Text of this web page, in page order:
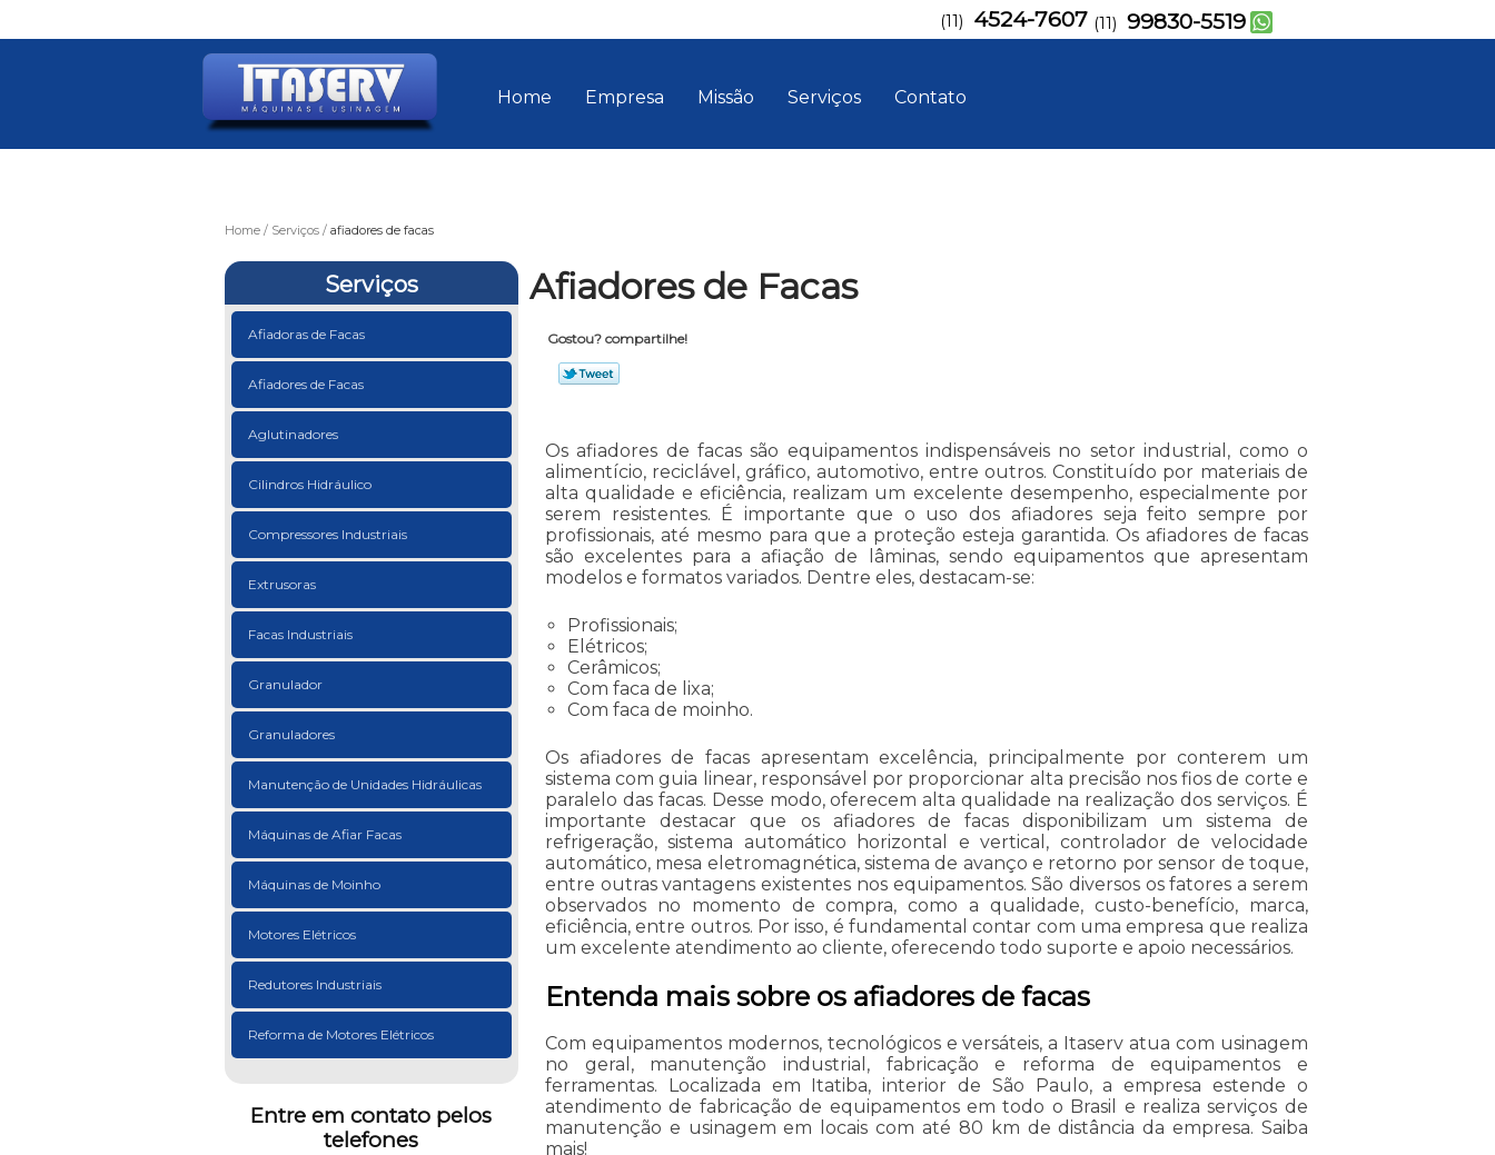
Home Empresa Missão Serviços Contato
(11) 4524-7607 (11) 99830-5519
Home Serviços afiadores de facas
Serviços
Afiadoras de Facas
Afiadores de Facas
Aglutinadores
Cilindros Hidráulico
Compressores Industriais
Extrusoras
Facas Industriais
Granulador
Granuladores
Manutenção de Unidades Hidráulicas
Máquinas de Afiar Facas
Máquinas de Moinho
Motores Elétricos
Redutores Industriais
Reforma de Motores Elétricos
Entre em contato pelos
telefones
Afiadores de Facas
Gostou? compartilhe!
Os afiadores de facas são equipamentos indispensáveis no setor industrial, como o
alimentício, reciclável, gráfico, automotivo, entre outros. Constituído por materiais de
alta qualidade e eficiência, realizam um excelente desempenho, especialmente por
serem resistentes. É importante que o uso dos afiadores seja feito sempre por
profissionais, até mesmo para que a proteção esteja garantida. Os afiadores de facas
são excelentes para a afiação de lâminas, sendo equipamentos que apresentam
modelos e formatos variados. Dentre eles, destacam-se:
Profissionais;
Elétricos;
Cerâmicos;
Com faca de lixa;
Com faca de moinho.
Os afiadores de facas apresentam excelência, principalmente por conterem um
sistema com guia linear, responsável por proporcionar alta precisão nos fios de corte e
paralelo das facas. Desse modo, oferecem alta qualidade na realização dos serviços. É
importante destacar que os afiadores de facas disponibilizam um sistema de
refrigeração, sistema automático horizontal e vertical, controlador de velocidade
automático, mesa eletromagnética, sistema de avanço e retorno por sensor de toque,
entre outras vantagens existentes nos equipamentos. São diversos os fatores a serem
observados no momento de compra, como a qualidade, custo-benefício, marca,
eficiência, entre outros. Por isso, é fundamental contar com uma empresa que realiza
um excelente atendimento ao cliente, oferecendo todo suporte e apoio necessários.
Entenda mais sobre os afiadores de facas
Com equipamentos modernos, tecnológicos e versáteis, a Itaserv atua com usinagem
no geral, manutenção industrial, fabricação e reforma de equipamentos e
ferramentas. Localizada em Itatiba, interior de São Paulo, a empresa estende o
atendimento de fabricação de equipamentos em todo o Brasil e realiza serviços de
manutenção e usinagem em locais com até 80 km de distância da empresa. Saiba
mais!